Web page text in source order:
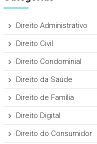
Direito Administrativo
Direito Civil
Direito Condominial
Direito da Saúde
Direito de Família
Direito Digital
Direito do Consumidor